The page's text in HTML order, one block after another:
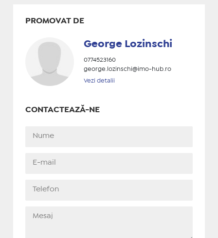
PROMOVAT DE
George Lozinschi
0774523160
george.lozinschi@imo-hub.ro
Vezi detalii
CONTACTEAZĂ-NE